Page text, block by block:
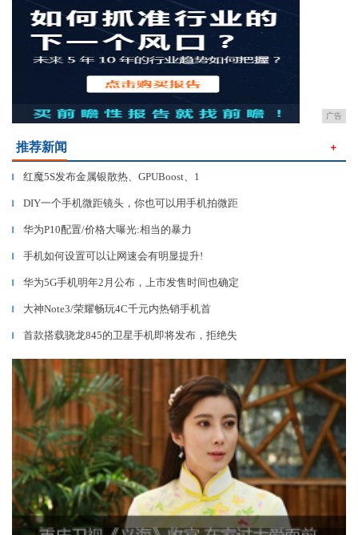
广告
推荐新闻 ＋
▎ 红魔5S发布金属银散热、GPUBoost、1
▎ DIY一个手机微距镜头，你也可以用手机拍微距
▎ 华为P10配置/价格大曝光:相当的暴力
▎ 手机如何设置可以让网速会有明显提升!
▎ 华为5G手机明年2月公布，上市发售时间也确定
▎ 大神Note3/荣耀畅玩4C千元内热销手机首
▎ 首款搭载骁龙845的卫星手机即将发布，拒绝失